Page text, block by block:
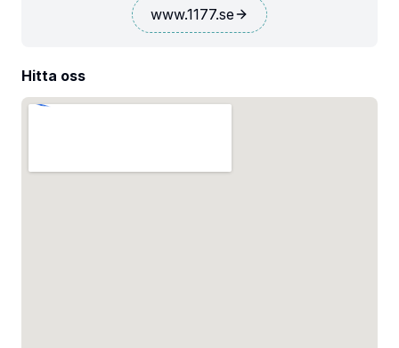
www.1177.se
Hitta oss